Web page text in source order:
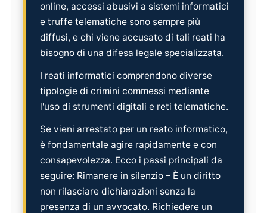
online, accessi abusivi a sistemi informatici
e truffe telematiche sono sempre più
diffusi, e chi viene accusato di tali reati ha
bisogno di una difesa legale specializzata.
I reati informatici comprendono diverse
tipologie di crimini commessi mediante
l'uso di strumenti digitali e reti telematiche.
Se vieni arrestato per un reato informatico,
è fondamentale agire rapidamente e con
consapevolezza. Ecco i passi principali da
seguire: Rimanere in silenzio – È un diritto
non rilasciare dichiarazioni senza la
presenza di un avvocato. Richiedere un